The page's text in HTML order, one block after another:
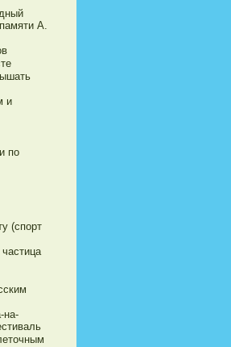
А.
и
по
(спорт
на-